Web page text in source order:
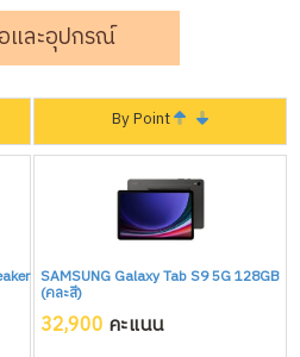
และอุปกรณ์
By Point
SAMSUNG Galaxy Tab S9 5G 128GB
(คละสี)
32,900 คะแนน